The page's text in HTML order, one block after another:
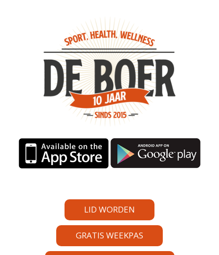
LID WORDEN
GRATIS WEEKPAS